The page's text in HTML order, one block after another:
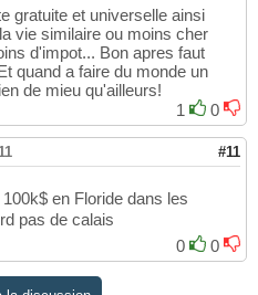
gratuite et universelle ainsi
vie similaire ou moins cher
d'impot... Bon apres faut
quand a faire du monde un
de mieu qu'ailleurs!
1
0
#11
en Floride dans les
pas de calais
0
0